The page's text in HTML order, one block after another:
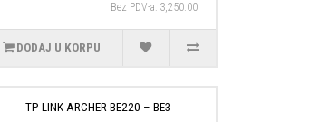
Bez PDV-a: 3,250.00
DODAJ U KORPU
TP-LINK ARCHER BE220 – BE3